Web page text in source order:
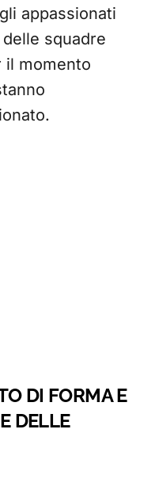
appassionati
squadre
il momento
DI FORMA E
DELLE